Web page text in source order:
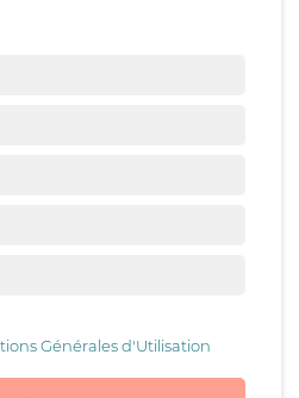
Générales d'Utilisation